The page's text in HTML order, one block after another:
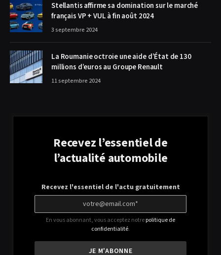
Stellantis affirme sa domination sur le marché
français VP + VUL à fin août 2024
3 septembre 2024
La Roumanie octroie une aide d’État de 130
millions d’euros au Groupe Renault
11 septembre 2024
Recevez l’essentiel de
l’actualité automobile
Recevez l'essentiel de l'actu gratuitement
En vous abonnant, vous acceptez notrepolitique de
confidentialité.